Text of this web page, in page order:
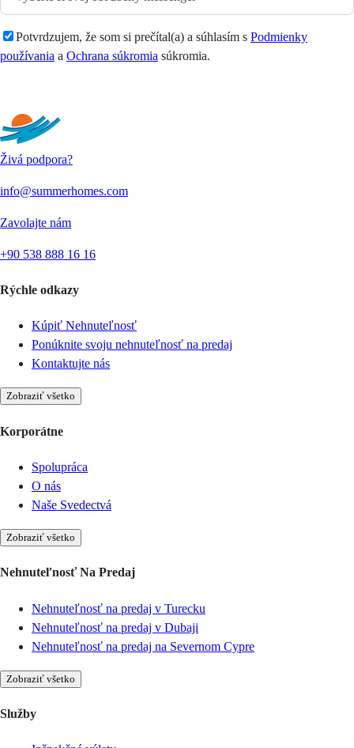
Potvrdzujem, že som si prečítal(a) a súhlasím s Podmienky
používania a Ochrana súkromia súkromia.
Živá podpora?
info@summerhomes.com
Zavolajte nám
+90 538 888 16 16
Rýchle odkazy
Kúpiť Nehnuteľnosť
Ponúknite svoju nehnuteľnosť na predaj
Kontaktujte nás
Zobraziť všetko
Korporátne
Spolupráca
O nás
Naše Svedectvá
Zobraziť všetko
Nehnuteľnosť Na Predaj
Nehnuteľnosť na predaj v Turecku
Nehnuteľnosť na predaj v Dubaji
Nehnuteľnosť na predaj na Severnom Cypre
Zobraziť všetko
Služby